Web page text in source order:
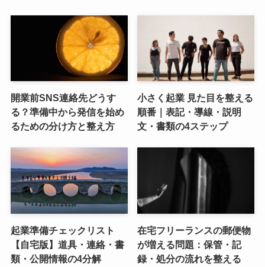
開業前SNS連絡先どうす
る？準備中から発信を始め
るための分け方と整え方
小さく起業 見た目を整える
順番｜表記・導線・説明
文・書類の4ステップ
起業準備チェックリスト
【自宅版】道具・連絡・書
類・公開情報の4分解
在宅フリーランスの郵便物
が増える問題：保管・記
録・処分の流れを整える